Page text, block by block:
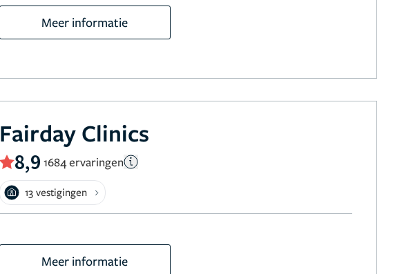
Meer informatie
Fairday Clinics
8,9 1684 ervaringen
13 vestigingen
Meer informatie